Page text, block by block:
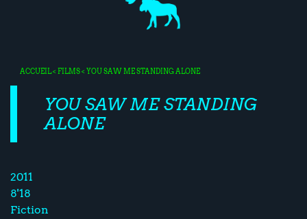
ACCUEIL< FILMS< YOU SAW ME STANDING ALONE
YOU SAW ME STANDING
ALONE
2011
8'18
Fiction